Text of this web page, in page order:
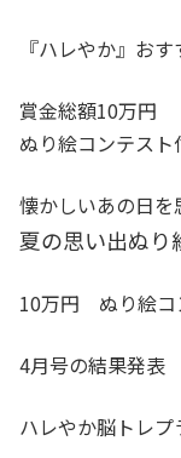
『ハレやか』お
賞金総額10万円
ぬり絵コンテスト
懐かしいあの日を
夏の思い出ぬり
10万円 ぬり絵コ
4月号の結果発表
ハレやか脳トレプ